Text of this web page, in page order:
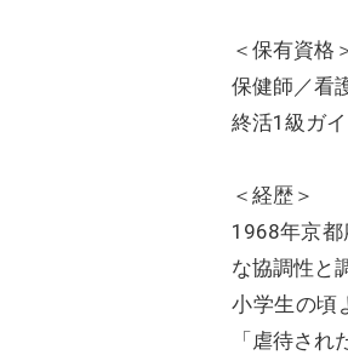
＜保有資格
保健師／看
終活1級ガ
＜経歴＞
1968年京
な協調性と
小学生の頃
「虐待さ